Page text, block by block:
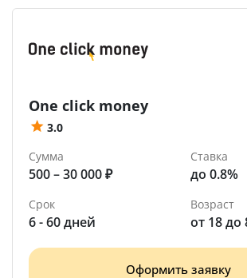
One click money
3.0
Сумма
500 – 30 000 ₽
Ставка
до 0.8%
Срок
6 - 60 дней
Возраст
от 18 до
Оформить заявку